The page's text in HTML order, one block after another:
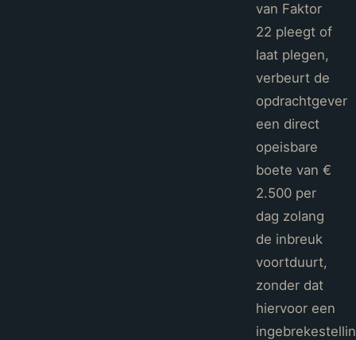
van Faktor
22 pleegt of
laat plegen,
verbeurt de
opdrachtgever
een direct
opeisbare
boete van €
2.500 per
dag zolang
de inbreuk
voortduurt,
zonder dat
hiervoor een